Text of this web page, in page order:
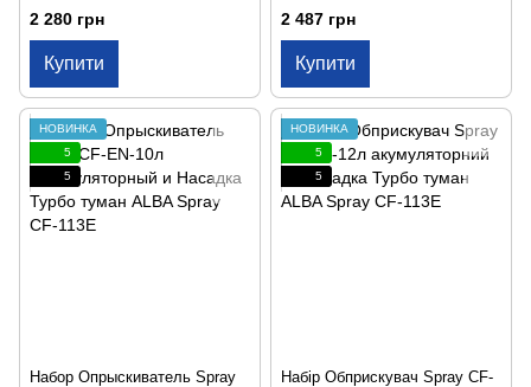
Насадка Турбо туман ALBA
Spray CF-108E
2 280 грн
Купити
Насадка Турбо туман ALBA
Spray CF-113E
2 487 грн
Купити
НОВИНКА
5
5
Набор Опрыскиватель Spray
НОВИНКА
5
5
Набір Обприскувач Spray CF-